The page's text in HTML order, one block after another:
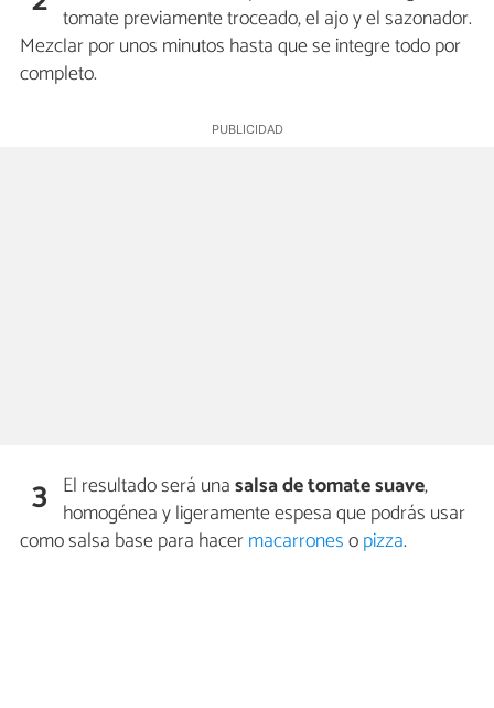
tomate previamente troceado, el ajo y el sazonador.
Mezclar por unos minutos hasta que se integre todo por
completo.
3 El resultado será unasalsa de tomate suave,
homogénea y ligeramente espesa que podrás usar
como salsa base para hacermacarronesopizza.